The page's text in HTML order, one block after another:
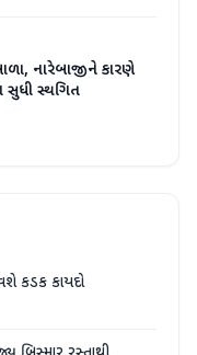
નારેબાજીને કારણે
સુધી સ્થગિત
કડક કાયદો